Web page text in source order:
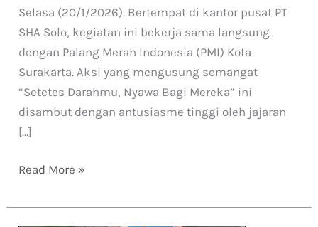
Selasa (20/1/2026). Bertempat di kantor pusat PT
SHA Solo, kegiatan ini bekerja sama langsung
dengan Palang Merah Indonesia (PMI) Kota
Surakarta. Aksi yang mengusung semangat
“Setetes Darahmu, Nyawa Bagi Mereka” ini
disambut dengan antusiasme tinggi oleh jajaran
[…]
Read More »